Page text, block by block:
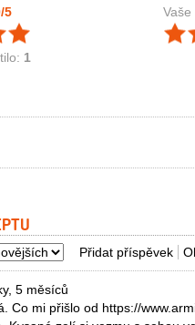
/5
1
Přidat příspěvek
5 měsíců
Co mi přišlo od https://